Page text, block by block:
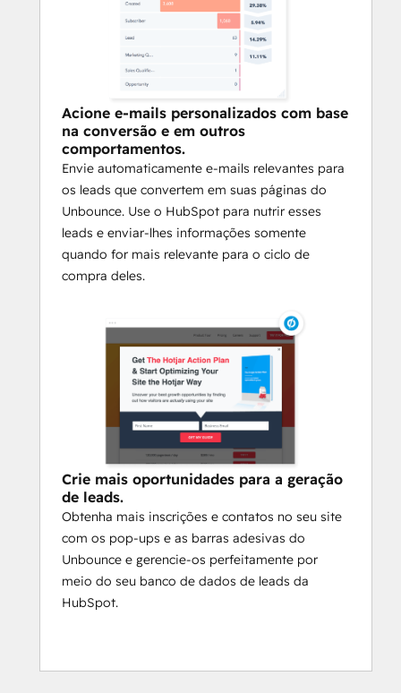
Acione e-mails personalizados com base
na conversão e em outros
comportamentos.
Envie automaticamente e-mails relevantes para
os leads que convertem em suas páginas do
Unbounce. Use o HubSpot para nutrir esses
leads e enviar-lhes informações somente
quando for mais relevante para o ciclo de
compra deles.
Crie mais oportunidades para a geração
de leads.
Obtenha mais inscrições e contatos no seu site
com os pop-ups e as barras adesivas do
Unbounce e gerencie-os perfeitamente por
meio do seu banco de dados de leads da
HubSpot.